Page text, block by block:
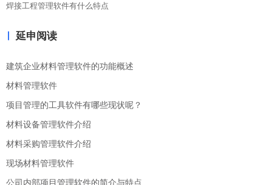
焊接工程管理软件有什么特点
延申阅读
建筑企业材料管理软件的功能概述
材料管理软件
项目管理的工具软件有哪些现状呢？
材料设备管理软件介绍
材料采购管理软件介绍
现场材料管理软件
公司内部项目管理软件的简介与特点